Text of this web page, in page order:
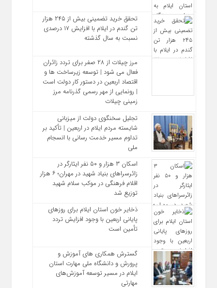
تحقق خرید تضمینی بیش از ۲۴۵ هزار
تن گندم در ایلام با افزایش ۱۷ درصدی
نسبت به سال گذشته
مرز چیلات از ۲۸ صفر برای تردد زائران
فعال می‌ شود | توسعه زیرساخت‌ ها و
اقتصاد اربعین در دستور کار دولت است
| رونمایی از مهر رسمی گذرنامه مرز
زمینی چیلات
تجلیل سخنگوی دولت از میزبانی
شایسته مردم ایلام در اربعین | تأکید بر
تداوم مسیر خدمت‌ رسانی با انسجام
ملی
اسکان ۳ هزار و ۵۰ نفر ایثارگر در
زائرسراهای بنیاد شهید در مهران؛ ۶ هزار
اقلام فرهنگی در موکب سلام شهید
توزیع شد
ذخایر خون استان ایلام برای روزهای
پایانی اربعین با وجود افزایش تردد
تأمین است
گسترش همکاری‌ های آموزش و
پرورش و دانشگاه ملی مهارت استان
ایلام در مسیر توسعه آموزش‌های
مهارتی